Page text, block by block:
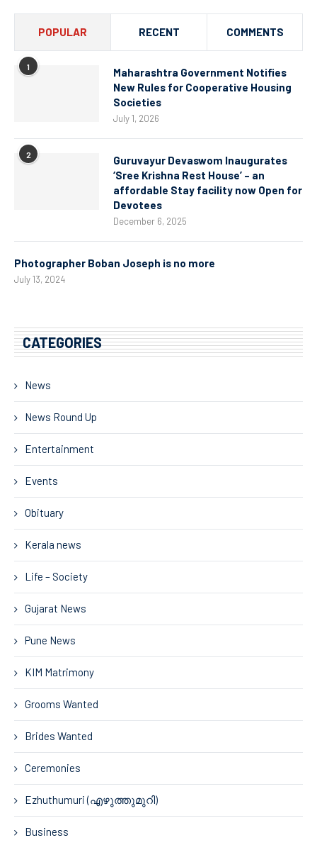
POPULAR RECENT COMMENTS
1
Maharashtra Government Notifies
New Rules for Cooperative Housing
Societies
July 1, 2026
2
Guruvayur Devaswom Inaugurates
‘Sree Krishna Rest House’ – an
affordable Stay facility now Open for
Devotees
December 6, 2025
Photographer Boban Joseph is no more
July 13, 2024
CATEGORIES
News
News Round Up
Entertainment
Events
Obituary
Kerala news
Life – Society
Gujarat News
Pune News
KIM Matrimony
Grooms Wanted
Brides Wanted
Ceremonies
Ezhuthumuri (എഴുത്തുമുറി)
Business